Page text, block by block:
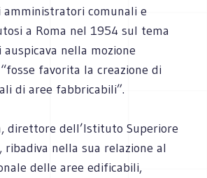
amministratori comunali e
a Roma nel 1954 sul tema
nella mozione
favorita la creazione di
di aree fabbricabili”.
direttore dell’Istituto Superiore
nella sua relazione al
delle aree edificabili,